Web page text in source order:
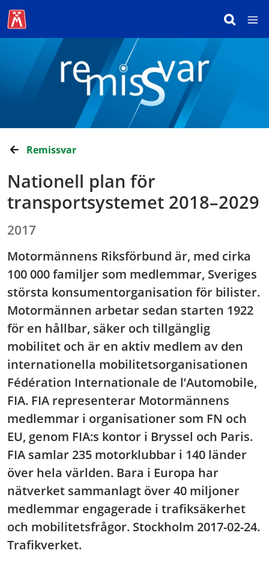
Remissvar
Nationell plan för
transportsystemet 2018–2029
2017
Motormännens Riksförbund är, med cirka
100 000 familjer som medlemmar, Sveriges
största konsumentorganisation för bilister.
Motormännen arbetar sedan starten 1922
för en hållbar, säker och tillgänglig
mobilitet och är en aktiv medlem av den
internationella mobilitetsorganisationen
Fédération Internationale de l’Automobile,
FIA. FIA representerar Motormännens
medlemmar i organisationer som FN och
EU, genom FIA:s kontor i Bryssel och Paris.
FIA samlar 235 motorklubbar i 140 länder
över hela världen. Bara i Europa har
nätverket sammanlagt över 40 miljoner
medlemmar engagerade i trafiksäkerhet
och mobilitetsfrågor. Stockholm 2017-02-24.
Trafikverket.